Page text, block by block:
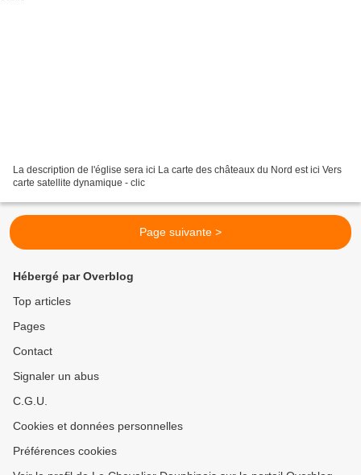
La description de l'église sera ici La carte des châteaux du Nord est ici Vers
carte satellite dynamique - clic
Page suivante >
Hébergé par Overblog
Top articles
Pages
Contact
Signaler un abus
C.G.U.
Cookies et données personnelles
Préférences cookies